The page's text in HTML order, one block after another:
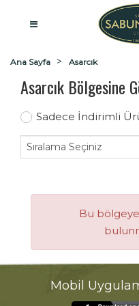
Ana Sayfa Asarcık
Asarcık Bölgesine
Sadece İndirimli
Bu
Mobil